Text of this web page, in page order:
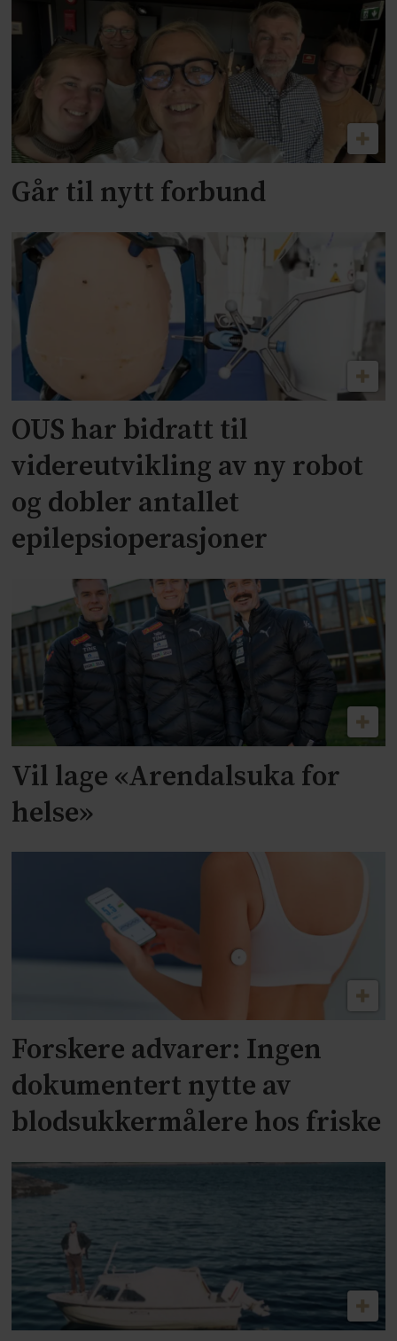
Går til nytt forbund
OUS har bidratt til
videreutvikling av ny robot
og dobler antallet
epilepsioperasjoner
Vil lage «Arendalsuka for
helse»
Forskere advarer: Ingen
dokumentert nytte av
blodsukkermålere hos friske